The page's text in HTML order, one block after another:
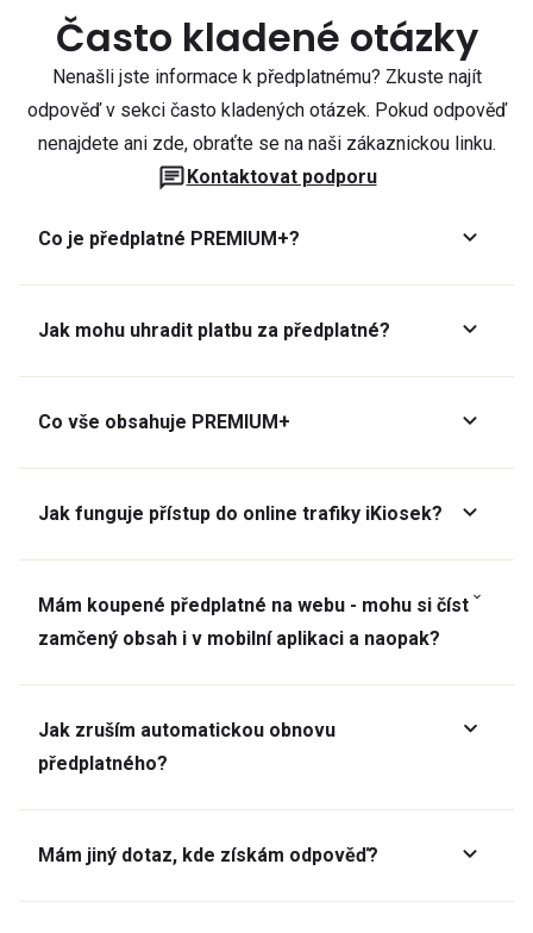
Často kladené otázky
Nenašli jste informace k předplatnému? Zkuste najít
odpověď v sekci často kladených otázek. Pokud odpověď
nenajdete ani zde, obraťte se na naši zákaznickou linku.
Kontaktovat podporu
Co je předplatné PREMIUM+?
Jak mohu uhradit platbu za předplatné?
Co vše obsahuje PREMIUM+
Jak funguje přístup do online trafiky iKiosek?
Mám koupené předplatné na webu - mohu si číst
zamčený obsah i v mobilní aplikaci a naopak?
Jak zruším automatickou obnovu
předplatného?
Mám jiný dotaz, kde získám odpověď?